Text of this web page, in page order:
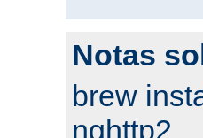
Notas
brew
nghttp2